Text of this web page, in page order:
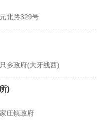
北路329号
乡政府(大牙线西)
)
庄镇政府